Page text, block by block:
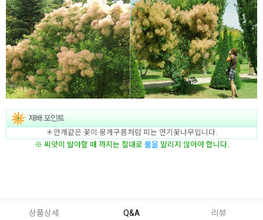
＊안개같은 꽃이 뭉게구름처럼 피는 연기꽃나무입니다.
※ 씨앗이 발아할 때 까지는 절대로 물을 말리지 않아야 합니다.
상품상세 Q&A 리뷰